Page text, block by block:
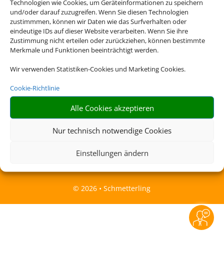
Technologien wie Cookies, um Geräteinformationen zu speichern
und/oder darauf zuzugreifen. Wenn Sie diesen Technologien
zustimmmen, können wir Daten wie das Surfverhalten oder
eindeutige IDs auf dieser Website verarbeiten. Wenn Sie ihre
Zustimmung nicht erteilen oder zurückziehen, können bestimmte
Merkmale und Funktionen beeinträchtigt werden.
Wir verwenden Statistiken-Cookies und Marketing Cookies.
Cookie-Richtlinie
Alle Cookies akzeptieren
Nur technisch notwendige Cookies
Einstellungen ändern
Rechtliche Informationen
Impressum
In|Service|Blacklisted Airlines|AGB|
Barrierefreiheitserklärung
© 2026 • Schmetterling